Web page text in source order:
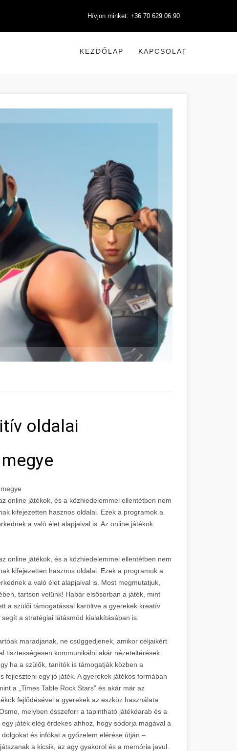
Hívjon minket: +36 70 629 06 90
KEZDŐLAP KAPCSOLAT
oldalai
online játékok, és a közhiedelemmel ellentétben nem
kifejezetten hasznos oldalai. Ezek a programok a
a való élet alapjaival is. Az online játékok
online játékok, és a közhiedelemmel ellentétben nem
kifejezetten hasznos oldalai. Ezek a programok a
a való élet alapjaival is. Most megmutatjuk,
tartson velünk! Habár elsősorban a játék, mint
a szülői támogatással karöltve a gyerekek kreatív
a stratégiai látásmód kialakításában is.
maradjanak, ne csüggedjenek, amikor céljaikért
tisztességesen kommunikálni akár nézeteltérések
ha a szülők, tanítók is támogatják közben a
fejleszteni egy jó játék. A gyerekek játékos formában
a „Times Table Rock Stars” és akár már az
fejlődésével a gyerekek az eszköz használata
melyben összeforr a tapintható játékdarab és a
játék elég érdekes ahhoz, hogy sodorja magával a
és infókat a győzelem elérése útján –
a kicsik, az agy gyakorol és a memória javul.